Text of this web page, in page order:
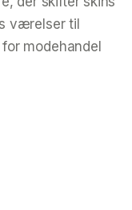
værelser til
modehandel